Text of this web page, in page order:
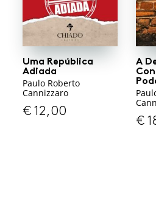
Uma República
Adiada
Paulo Roberto
Cannizzaro
€12,00
A
€